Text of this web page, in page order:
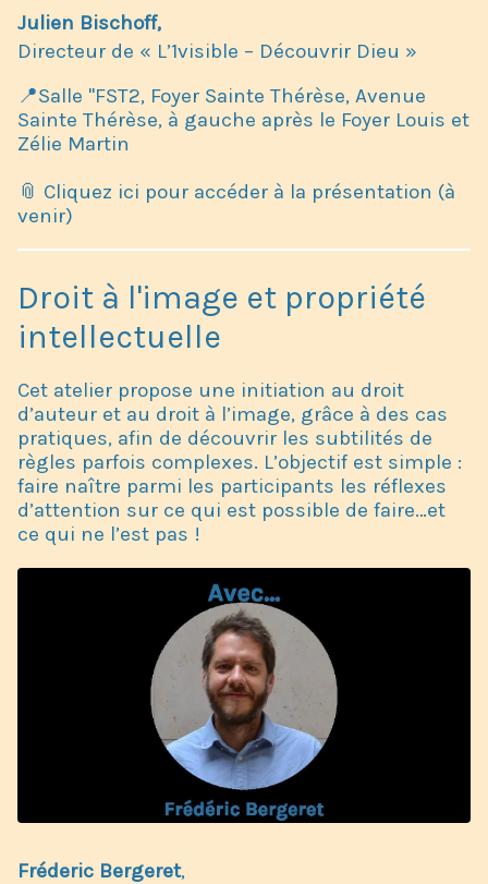
Julien Bischoff,
Directeur de « L’1visible – Découvrir Dieu »
📍Salle "FST2, Foyer Sainte Thérèse, Avenue
Sainte Thérèse, à gauche après le Foyer Louis et
Zélie Martin
📎 Cliquez ici pour accéder à la présentation (à
venir)
Droit à l'image et propriété
intellectuelle
Cet atelier propose une initiation au droit
d’auteur et au droit à l’image, grâce à des cas
pratiques, afin de découvrir les subtilités de
règles parfois complexes. L’objectif est simple :
faire naître parmi les participants les réflexes
d’attention sur ce qui est possible de faire…et
ce qui ne l’est pas !
Fréderic Bergeret,